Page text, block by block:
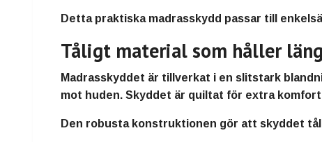
Detta praktiska madrasskydd passar till
Tåligt material som håller
Madrasskyddet är tillverkat i en slitstark
mot huden. Skyddet är quiltat för extra
Den robusta konstruktionen gör att skyddet